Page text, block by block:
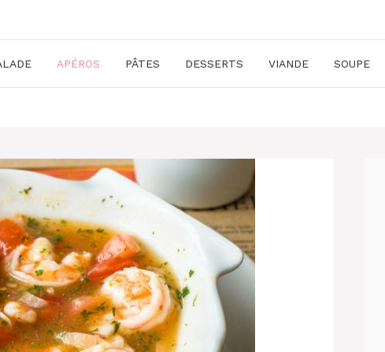
APÉROS PÂTES DESSERTS VIANDE SOUPE